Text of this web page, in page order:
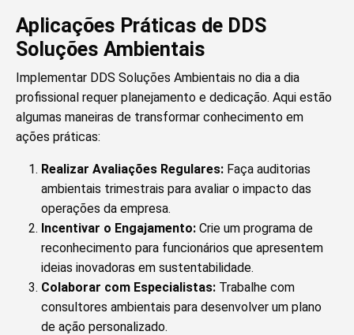
Aplicações Práticas de DDS
Soluções Ambientais
Implementar DDS Soluções Ambientais no dia a dia
profissional requer planejamento e dedicação. Aqui estão
algumas maneiras de transformar conhecimento em
ações práticas:
Realizar Avaliações Regulares: Faça auditorias
ambientais trimestrais para avaliar o impacto das
operações da empresa.
Incentivar o Engajamento: Crie um programa de
reconhecimento para funcionários que apresentem
ideias inovadoras em sustentabilidade.
Colaborar com Especialistas: Trabalhe com
consultores ambientais para desenvolver um plano
de ação personalizado.